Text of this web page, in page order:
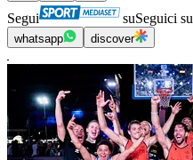
Segui suSeguici su
whatsapp discover